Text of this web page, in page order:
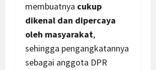
membuatnya cukup
dikenal dan dipercaya
oleh masyarakat,
sehingga pengangkatannya
sebagai anggota DPR